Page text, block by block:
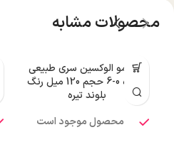
محصولات مشابه
رنگ مو الوکسین سری طبیعی
شماره 0-6 حجم 120 میل رنگ
بلوند تیره
محصول موجود است